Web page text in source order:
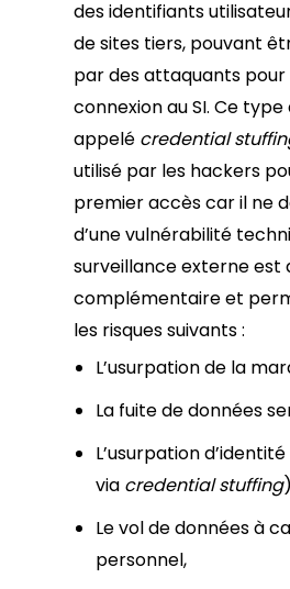
des identifiants
de sites tiers, pouvant
par des attaquants
connexion au SI. Ce type
appelé credential
utilisé par les hackers
premier accès car il ne
d’une vulnérabilité
surveillance externe est
complémentaire et
les risques suivants :
L’usurpation de la
La fuite de données
L’usurpation
via credential stuffing
Le vol de données à
personnel,